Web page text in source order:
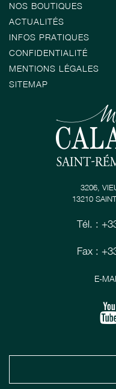
NOS BOUTIQUES
ACTUALITÉS
INFOS PRATIQUES
CONFIDENTIALITÉ
MENTIONS LÉGALES
SITEMAP
3206,
13210
Tél. :
Fax :
E-